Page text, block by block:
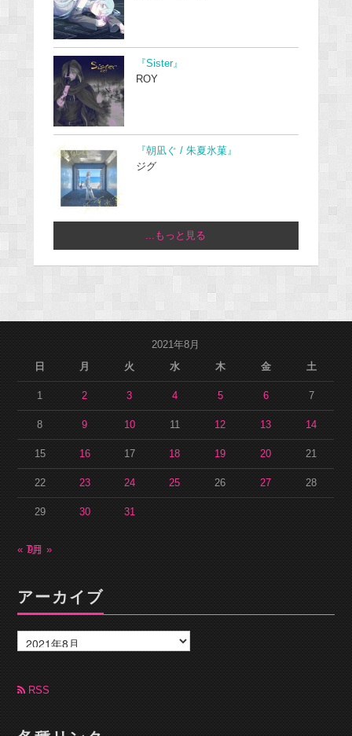
『Sister』
ROY
『朝凪ぐ / 朱夏氷菓』
ジグ
...もっと見る
2021年8月
日
月 火 水 木 金 土
1 2 3 4 5 6 7
8 9 10 11 12 13 14
15 16 17 18 19 20 21
22 23 24 25 26 27 28
29 30 31
« 7月9月 »
アーカイブ
ー
カ
ブ RSS